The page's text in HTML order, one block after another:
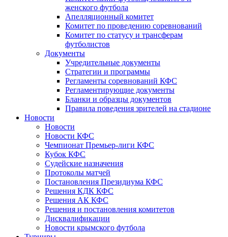
женского футбола
Апелляционный комитет
Комитет по проведению соревнований
Комитет по статусу и трансферам
футболистов
Документы
Учредительные документы
Стратегии и программы
Регламенты соревнований КФС
Регламентирующие документы
Бланки и образцы документов
Правила поведения зрителей на стадионе
Новости
Новости
Новости КФС
Чемпионат Премьер-лиги КФС
Кубок КФС
Судейские назначения
Протоколы матчей
Постановления Президиума КФС
Решения КДК КФС
Решения АК КФС
Решения и постановления комитетов
Дисквалификации
Новости крымского футбола